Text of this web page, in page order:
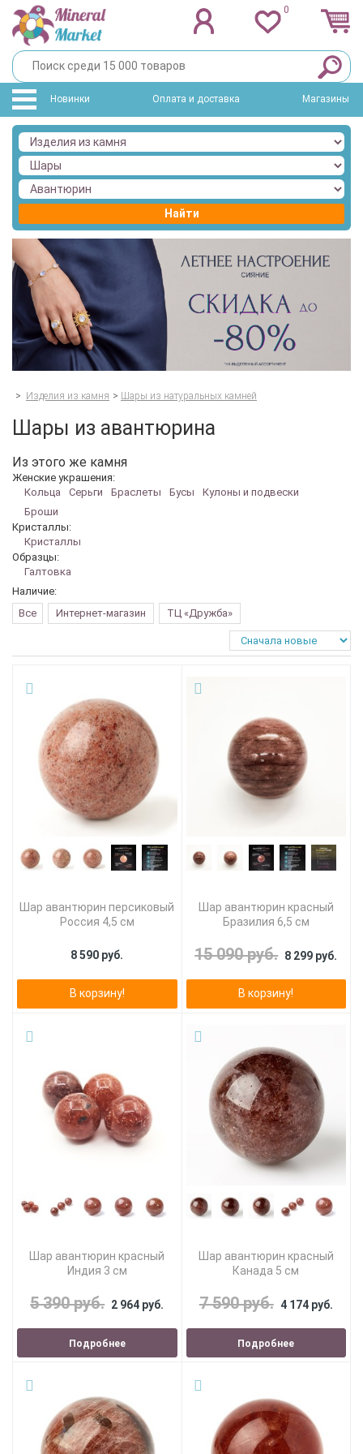
0
Новинки Оплата и доставка Магазины
Найти
> Изделия из камня > Шары из натуральных камней
Шары из авантюрина
Из этого же камня
Женские украшения:
Кольца
Серьги Браслеты Бусы
Кулоны и подвески
Броши
Кристаллы:
Кристаллы
Образцы:
Галтовка
Наличие:
Все
Интернет-магазин ТЦ «Дружба»
Шар авантюрин персиковый
Россия 4,5 см
8 590 руб.
В корзину!
Шар авантюрин красный
Бразилия 6,5 см
15 090 руб. 8 299 руб.
В корзину!
Шар авантюрин красный
Индия 3 см
5 390 руб. 2 964 руб.
Подробнее
Шар авантюрин красный
Канада 5 см
7 590 руб. 4 174 руб.
Подробнее